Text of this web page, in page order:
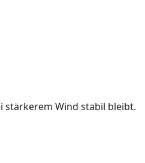
stärkerem Wind stabil bleibt.